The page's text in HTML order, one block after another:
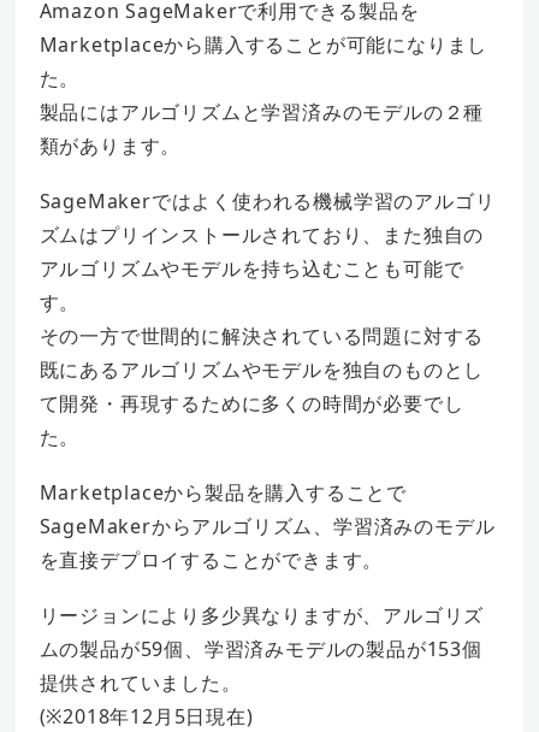
Amazon SageMakerで利用できる製品を
Marketplaceから購入することが可能になりまし
た。
製品にはアルゴリズムと学習済みのモデルの２種
類があります。
SageMakerではよく使われる機械学習のアルゴリ
ズムはプリインストールされており、また独自の
アルゴリズムやモデルを持ち込むことも可能で
す。
その一方で世間的に解決されている問題に対する
既にあるアルゴリズムやモデルを独自のものとし
て開発・再現するために多くの時間が必要でし
た。
Marketplaceから製品を購入することで
SageMakerからアルゴリズム、学習済みのモデル
を直接デプロイすることができます。
リージョンにより多少異なりますが、アルゴリズ
ムの製品が59個、学習済みモデルの製品が153個
提供されていました。
(※2018年12月5日現在)